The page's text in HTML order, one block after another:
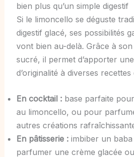
bien plus qu’un simple digestif
Si le limoncello se déguste
digestif glacé, ses possibilités
vont bien au-delà. Grâce à
sucré, il permet d’apporter
d’originalité à diverses
En cocktail :base parfaite
au limoncello, ou pour
autres créations
En pâtisserie :imbiber un baba
parfumer une crème glacée